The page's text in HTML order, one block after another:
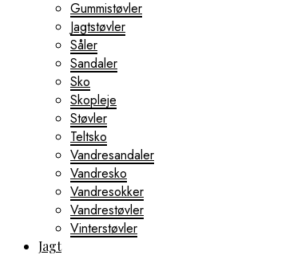
Gummistøvler
Jagtstøvler
Såler
Sandaler
Sko
Skopleje
Støvler
Teltsko
Vandresandaler
Vandresko
Vandresokker
Vandrestøvler
Vinterstøvler
Jagt